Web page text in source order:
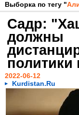
Выборка по тегу "
Садр:
должны
политики
2022-06-12
Kurdistan.Ru